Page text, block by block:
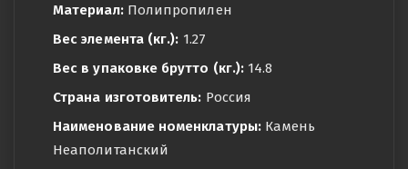
Материал:Полипропилен
Вес элемента (кг.): 1.27
Вес в упаковке брутто (кг.): 14.8
Страна изготовитель: Россия
Наименование номенклатуры:Камень
Неаполитанский